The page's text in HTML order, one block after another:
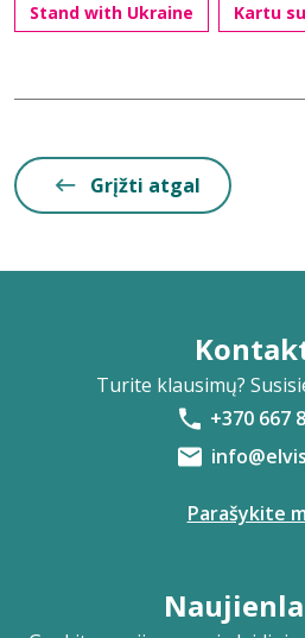
Stand with Ukraine Kartu
Grįžti atgal
Turite klausimų?
+370 667
Parašykite